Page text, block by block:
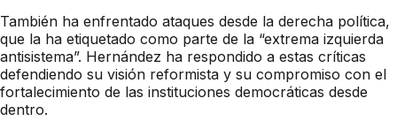
También ha enfrentado ataques desde la derecha política,
que la ha etiquetado como parte de la “extrema izquierda
antisistema”. Hernández ha respondido a estas críticas
defendiendo su visión reformista y su compromiso con el
fortalecimiento de las instituciones democráticas desde
dentro.